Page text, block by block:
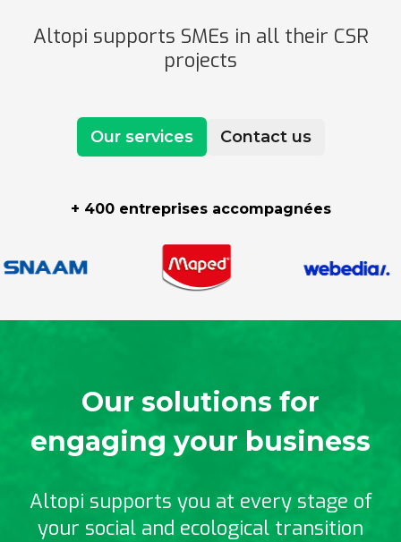
Altopi supports SMEs in all their CSR
projects
Our services Contact us
+ 400 entreprises accompagnées
Our solutions for
engaging your business
Altopi supports you at every stage of
your social and ecological transition